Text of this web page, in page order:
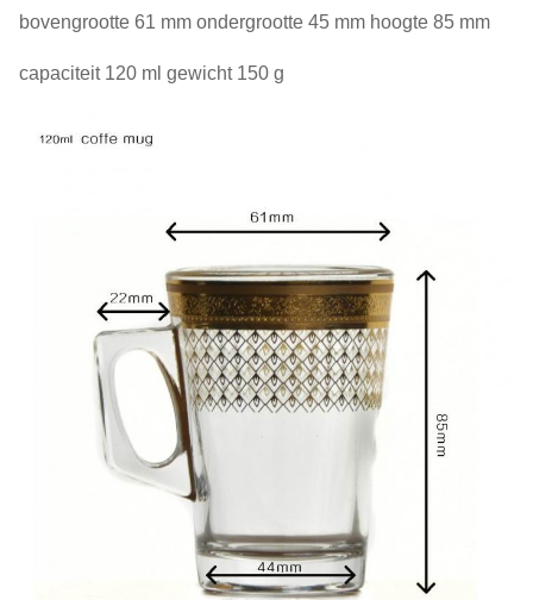
bovengrootte 61 mm ondergrootte 45 mm hoogte 85 mm
capaciteit 120 ml gewicht 150 g